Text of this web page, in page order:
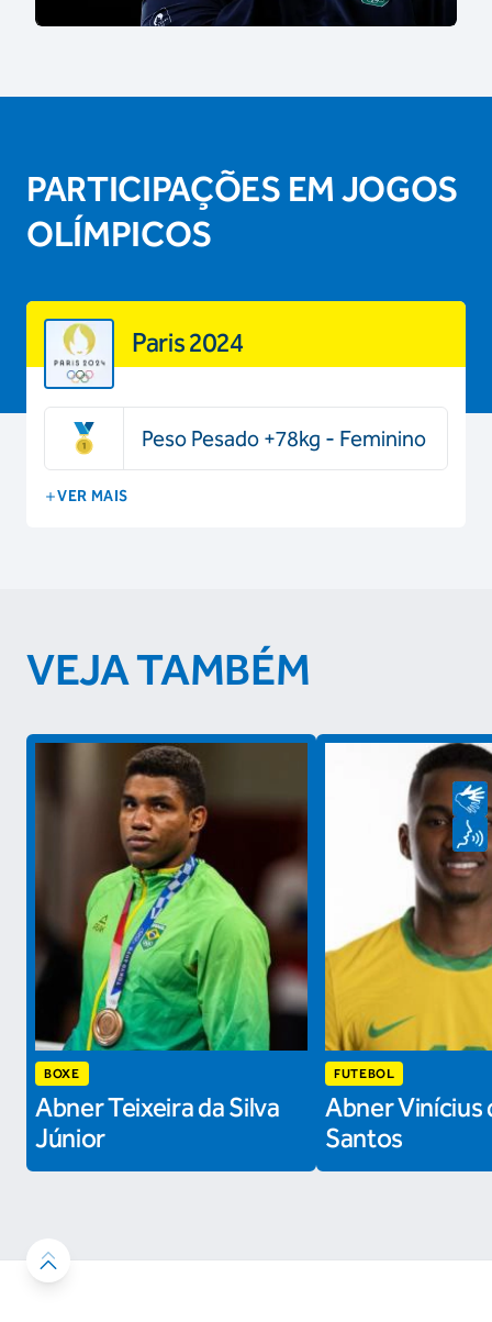
PARTICIPAÇÕES EM JOGOS
OLÍMPICOS
Paris 2024
Peso Pesado +78kg - Feminino
VER MAIS
VEJA TAMBÉM
BOXE
Abner Teixeira da Silva
Júnior
FUTEBOL
Abner Vinícius
Santos